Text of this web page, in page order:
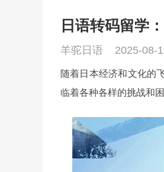
日语转码留学
羊驼日语 2025-08-
随着日本经济和文化的
临着各种各样的挑战和